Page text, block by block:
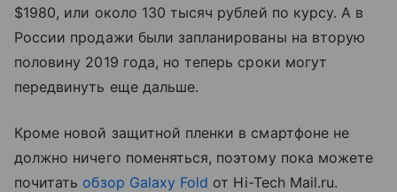
$1980, или около 130 тысяч рублей по курсу. А в
России продажи были запланированы на вторую
половину 2019 года, но теперь сроки могут
передвинуть еще дальше.
Кроме новой защитной пленки в смартфоне не
должно ничего поменяться, поэтому пока можете
почитать обзор Galaxy Fold от Hi-Tech Mail.ru.